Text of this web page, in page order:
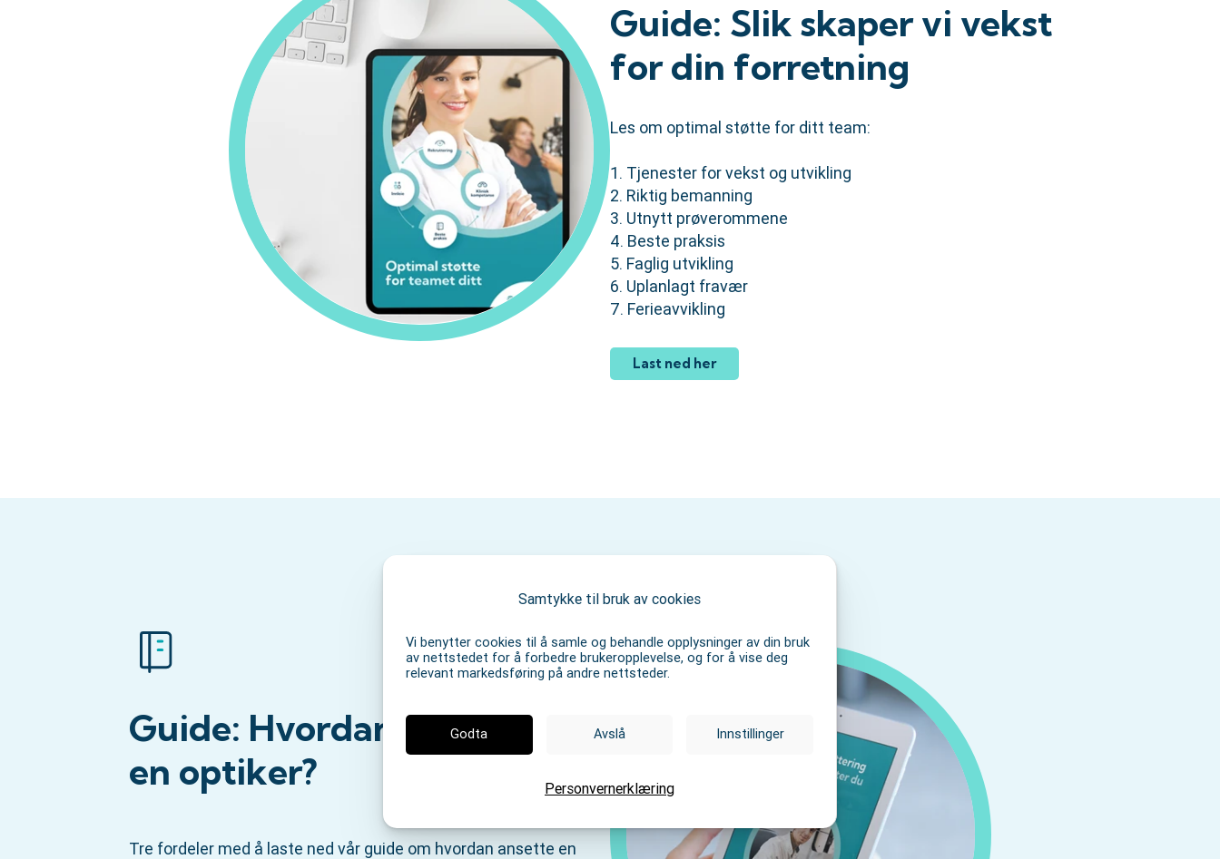
Guide: Slik skaper vi vekst
for din forretning
Les om optimal støtte for ditt team:
1. Tjenester for vekst og utvikling
2. Riktig bemanning
3. Utnytt prøverommene
4. Beste praksis
5. Faglig utvikling
6. Uplanlagt fravær
7. Ferieavvikling
Last ned her
Guide: Hvordan ansetter du
en optiker?
Tre fordeler med å laste ned vår guide om hvordan ansette en
Samtykke til bruk av cookies
Vi benytter cookies til å samle og behandle opplysninger av din bruk
av nettstedet for å forbedre brukeropplevelse, og for å vise deg
relevant markedsføring på andre nettsteder.
Godta Avslå Innstillinger
Personvernerklæring